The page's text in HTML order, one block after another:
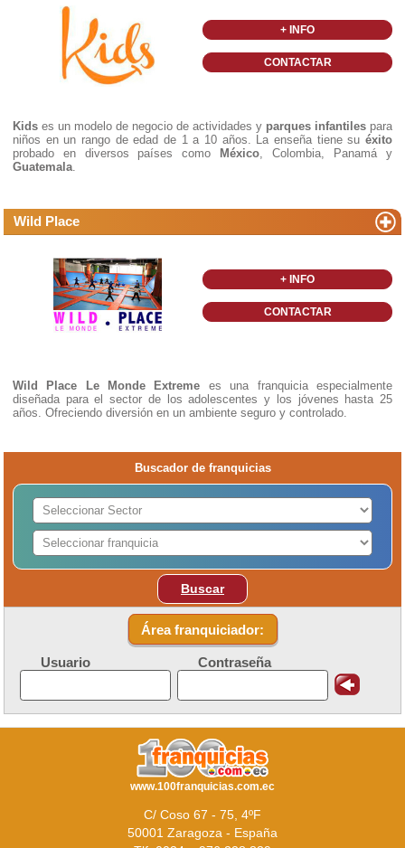
+ INFO
CONTACTAR
Kids es un modelo de negocio de actividades y parques infantiles para
niños en un rango de edad de 1 a 10 años. La enseña tiene su éxito
probado en diversos países como
México , Colombia, Panamá y
Guatemala
Wild Place
+ INFO
CONTACTAR
Wild Place Le Monde Extreme es una franquicia especialmente
diseñada para el sector de los adolescentes y los jóvenes hasta 25
años. Ofreciendo diversión en un ambiente seguro y controlado.
Buscador de franquicias
Buscar
Área franquiciador:
Usuario Contraseña
www.100franquicias.com.ec
C/ Coso 67 - 75, 4ºF
50001 Zaragoza - España